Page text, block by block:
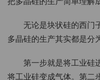
无论是块状硅的西门
多晶硅的生产其实都是分
第一步就是将工业硅
将工业硅变成气体。第二